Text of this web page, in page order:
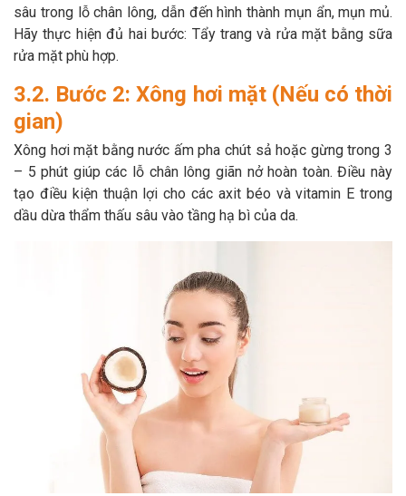
sâu trong lỗ chân lông, dẫn đến hình thành mụn ẩn, mụn mủ.
Hãy thực hiện đủ hai bước: Tẩy trang và rửa mặt bằng sữa
rửa mặt phù hợp.
3.2. Bước 2: Xông hơi mặt (Nếu có thời
gian)
Xông hơi mặt bằng nước ấm pha chút sả hoặc gừng trong 3
– 5 phút giúp các lỗ chân lông giãn nở hoàn toàn. Điều này
tạo điều kiện thuận lợi cho các axit béo và vitamin E trong
dầu dừa thẩm thấu sâu vào tầng hạ bì của da.